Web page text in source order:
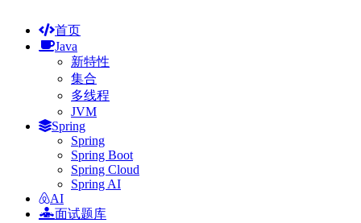
首页
Java
新特性
集合
多线程
JVM
Spring
Spring
Spring Boot
Spring Cloud
Spring AI
AI
面试题库